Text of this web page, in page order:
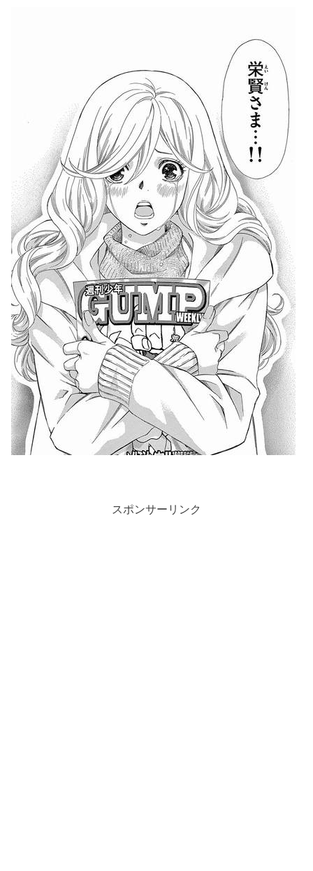
スポンサーリンク